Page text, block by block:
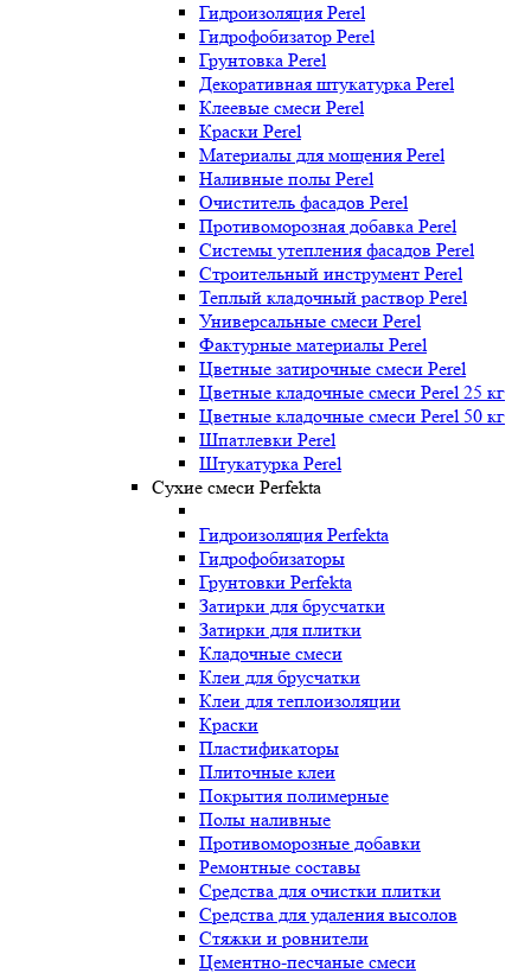
Гидроизоляция Perel
Гидрофобизатор Perel
Грунтовка Perel
Декоративная штукатурка Perel
Клеевые смеси Perel
Краски Perel
Материалы для мощения Perel
Наливные полы Perel
Очиститель фасадов Perel
Противоморозная добавка Perel
Системы утепления фасадов Perel
Строительный инструмент Perel
Теплый кладочный раствор Perel
Универсальные смеси Perel
Фактурные материалы Perel
Цветные затирочные смеси Perel
Цветные кладочные смеси Perel 25 кг
Цветные кладочные смеси Perel 50 кг
Шпатлевки Perel
Штукатурка Perel
Сухие смеси Perfekta
Гидроизоляция Perfekta
Гидрофобизаторы
Грунтовки Perfekta
Затирки для брусчатки
Затирки для плитки
Кладочные смеси
Клеи для брусчатки
Клеи для теплоизоляции
Краски
Пластификаторы
Плиточные клеи
Покрытия полимерные
Полы наливные
Противоморозные добавки
Ремонтные составы
Средства для очистки плитки
Средства для удаления высолов
Стяжки и ровнители
Цементно-песчаные смеси